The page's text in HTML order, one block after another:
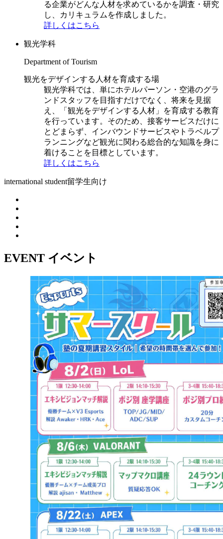
る企業がどんな人材を求めているかを調査・研究
し、カリキュラムを作成しました。
詳しくはこちら
観光学科
Department of Tourism
観光をデザインする人材を育成する場
観光学科では、単にホテルパーソン・空港のグラ
ンドスタッフを目指すだけでなく、将来を見据
え、「観光をデザインする人材」を育成する教育
を行っています。そのため、接客サービスだけに
とどまらず、インバウンドサービスやトラベルプ
ランニングなど観光に関わる総合的な知識を身に
着けることを目標としています。
詳しくはこちら
international student留学生向け
EVENT イベント